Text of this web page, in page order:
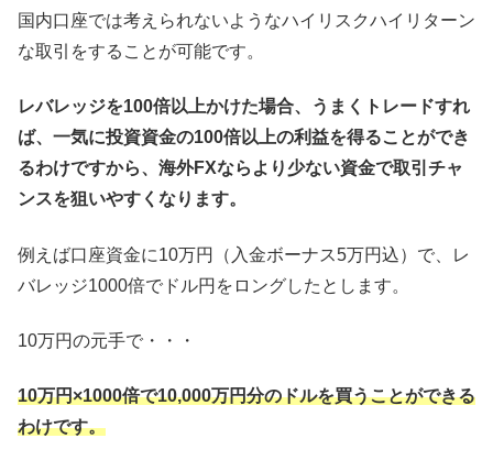
国内口座では考えられないようなハイリスクハイリターン
な取引をすることが可能です。
レバレッジを100倍以上かけた場合、うまくトレードすれ
ば、一気に投資資金の100倍以上の利益を得ることができ
るわけですから、海外FXならより少ない資金で取引チャ
ンスを狙いやすくなります。
例えば口座資金に10万円（入金ボーナス5万円込）で、レ
バレッジ1000倍でドル円をロングしたとします。
10万円の元手で・・・
10万円×1000倍で10,000万円分のドルを買うことができる
わけです。